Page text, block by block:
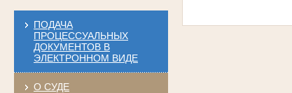
ПОДАЧА
ПРОЦЕССУАЛЬНЫХ
ДОКУМЕНТОВ В
ЭЛЕКТРОННОМ ВИДЕ
О СУДЕ